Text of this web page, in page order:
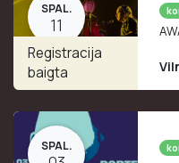
SPAL.
11
Registracija
baigta
SPAL.